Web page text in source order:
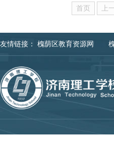
址、CPU 序
违法记录，
月28日下午
串通投标情
卡MAC 地址
应商的投标(
理解释的; （
(响应)文件中
首页 上
友情链接： 槐荫区教育资源网